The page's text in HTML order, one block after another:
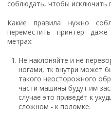
соблюдать, чтобы исключить
Какие правила нужно
переместить принтер
метрах:
Не наклоняйте и не
ногами, тк внутри может
такого неосторожного
части машины будут им
случае это приведёт к
сложном - к поломке.